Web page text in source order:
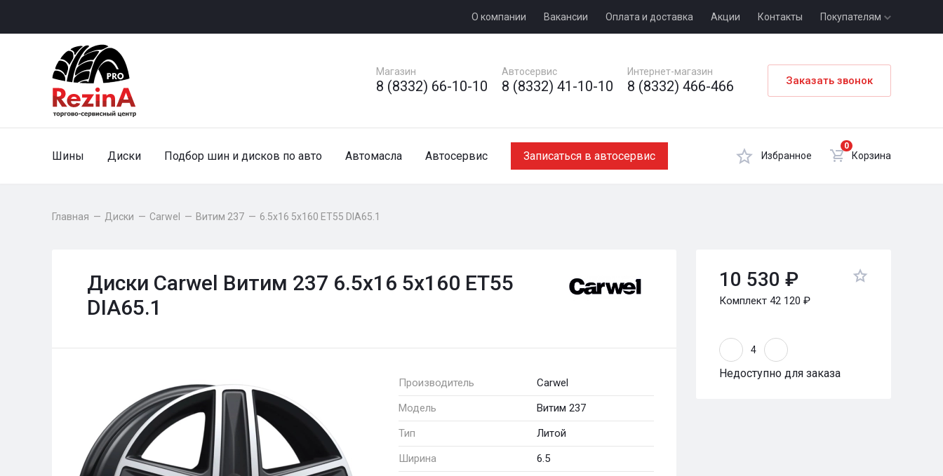
О компании Вакансии Оплата и доставка Акции Контакты Покупателям
Магазин
8 (8332) 66-10-10
Автосервис
8 (8332) 41-10-10
Интернет-магазин
8 (8332) 466-466 Заказать звонок
Шины Диски Подбор шин и дисков по авто Автомасла Автосервис Записаться в автосервис Избранное
0
Корзина
Главная — Диски — Carwel — Витим 237 — 6.5x16 5x160 ET55 DIA65.1
Диски Carwel Витим 237 6.5x16 5x160 ET55
DIA65.1
Производитель
Carwel
Модель
Витим 237
Тип
Литой
Ширина
6.5
10 530 ₽
Комплект 42 120 ₽
Недоступно для заказа